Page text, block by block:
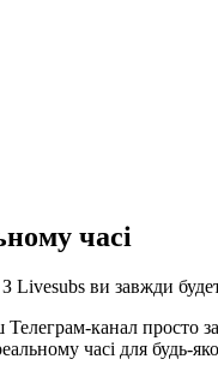
часі
Livesubs ви завжди
канал просто
часі для будь-